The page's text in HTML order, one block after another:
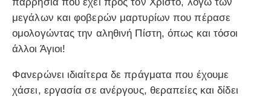
μεγάλων και φοβερών μαρτυρίων που πέρασε
ομολογώντας την αληθινή Πίστη, όπως και τόσοι
άλλοι Άγιοι!
Φανερώνει ιδιαίτερα δε πράγματα που έχουμε
χάσει, εργασία σε ανέργους, θεραπείες και δίδει